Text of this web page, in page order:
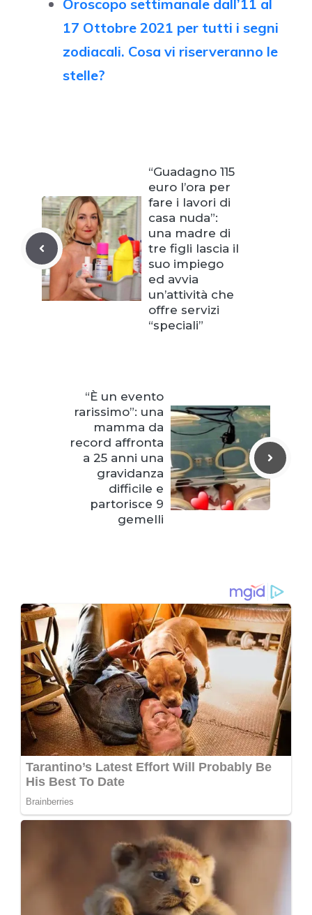
Oroscopo settimanale dall’11 al
17 Ottobre 2021 per tutti i segni
zodiacali. Cosa vi riserveranno le
stelle?
“Guadagno 115
euro l’ora per
fare i lavori di
casa nuda”:
una madre di
tre figli lascia il
suo impiego
ed avvia
un’attività che
offre servizi
“speciali”
“È un evento
rarissimo”: una
mamma da
record affronta
a 25 anni una
gravidanza
difficile e
partorisce 9
gemelli